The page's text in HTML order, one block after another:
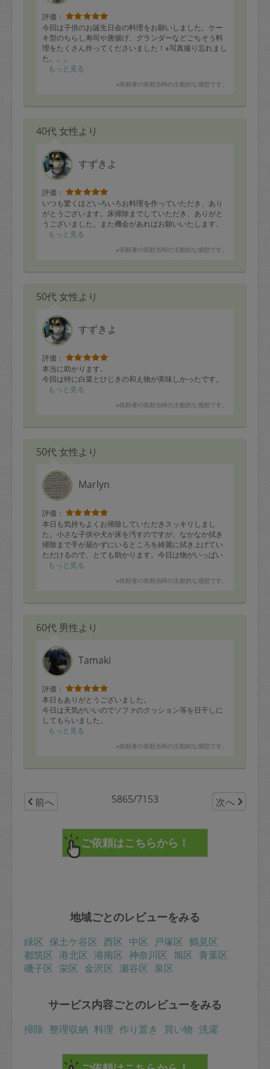
評価：
今回は子供のお誕生日会の料理をお願いしました。ケー
キ型のちらし寿司や唐揚げ、グランダーなどごちそう料
理をたくさん作ってくださいました！※写真撮り忘れまし
た。。。
もっと見る
※依頼者の依頼当時の主観的な感想です。
40代 女性より
すずきよ
評価：
いつも驚くほどいろいろお料理を作っていただき、あり
がとうございます。床掃除までしていただき、ありがと
うございました。また機会があればお願いいたします。
もっと見る
※依頼者の依頼当時の主観的な感想です。
50代 女性より
すずきよ
評価：
本当に助かります。
今回は特に白菜とひじきの和え物が美味しかったです。
もっと見る
※依頼者の依頼当時の主観的な感想です。
50代 女性より
Marlyn
評価：
本日も気持ちよくお掃除していただきスッキリしまし
た。小さな子供や犬が床を汚すのですが、なかなか拭き
掃除まで手が届かずにいるところを綺麗に拭き上げてい
ただけるので、とても助かります。今日は物がいっぱい
で荒れている飾り棚もきれいにしていただいていまし
ていただけるので助かります。
もっと見る
※依頼者の依頼当時の主観的な感想です。
60代 男性より
Tamaki
評価：
本日もありがとうございました。
今日は天気がいいのでソファのクッション等を日干しに
してもらいました。
もっと見る
※依頼者の依頼当時の主観的な感想です。
前へ 5865/7153 次へ
地域ごとのレビューをみる
緑区 保土ケ谷区 西区 中区 戸塚区 鶴見区
都筑区 港北区 港南区 神奈川区 旭区 青葉区
磯子区 栄区 金沢区 瀬谷区 泉区
サービス内容ごとのレビューをみる
掃除 整理収納 料理 作り置き 買い物 洗濯